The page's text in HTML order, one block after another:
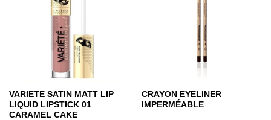
VARIETE SATIN MATT LIP
LIQUID LIPSTICK 01
CARAMEL CAKE
CRAYON EYELINER
IMPERMÉABLE